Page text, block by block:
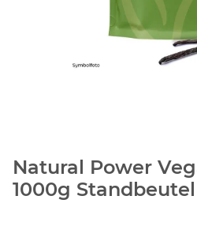
Natural Power
1000g